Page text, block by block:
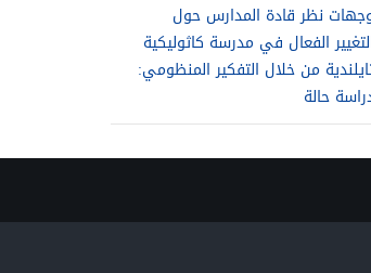
نظر قادة المدارس حول
الفعال في مدرسة كاثوليكية
من خلال التفكير المنظومي:
حالة